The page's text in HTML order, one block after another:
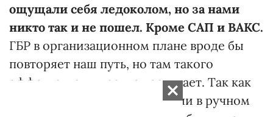
ощущали себя ледоколом, но за нами
никто так и не пошел. Кроме САП и ВАКС.
ГБР в организационном плане вроде бы
повторяет наш путь, но там такого
эффекта, как у нас, не наступает. Так как
все руководство формировали в ручном